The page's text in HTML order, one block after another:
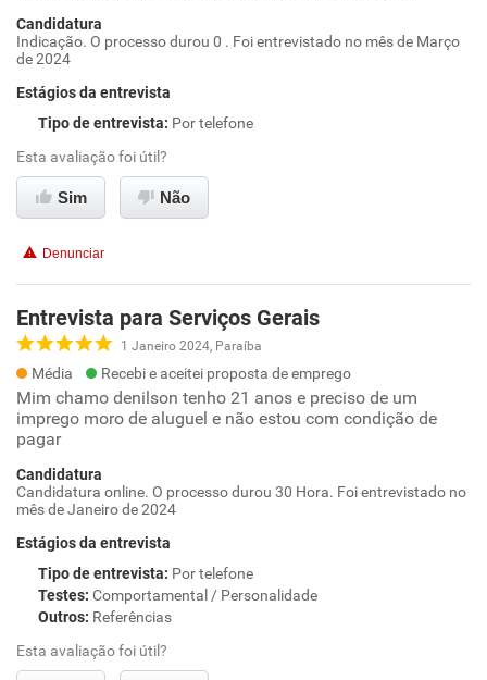
Candidatura
Indicação. O processo durou 0 . Foi entrevistado no mês de Março
de 2024
Estágios da entrevista
Tipo de entrevista: Por telefone
Esta avaliação foi útil?
Sim Não
Denunciar
Entrevista para Serviços Gerais
1 Janeiro 2024, Paraíba
Média Recebi e aceitei proposta de emprego
Mim chamo denilson tenho 21 anos e preciso de um
imprego moro de aluguel e não estou com condição de
pagar
Candidatura
Candidatura online. O processo durou 30 Hora. Foi entrevistado no
mês de Janeiro de 2024
Estágios da entrevista
Tipo de entrevista: Por telefone
Testes: Comportamental / Personalidade
Outros: Referências
Esta avaliação foi útil?